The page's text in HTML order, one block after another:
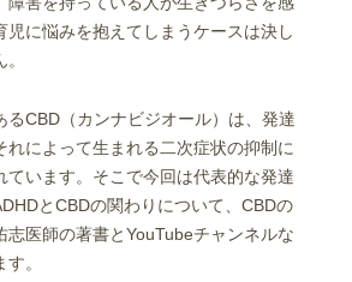
児に悩みを抱えてしまうケースは決し
るCBD（カンナビジオール）は、発達
れによって生まれる二次症状の抑制に
ています。そこで今回は代表的な発達
とCBDの関わりについて、CBDの
志医師の著書とYouTubeチャンネルな
。